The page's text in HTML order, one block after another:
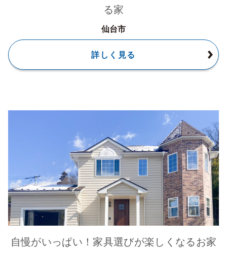
る家
仙台市
詳しく見る
自慢がいっぱい！家具選びが楽しくなるお家